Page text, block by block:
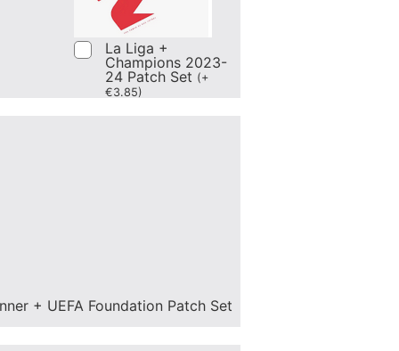
La Liga +
Champions 2023-
24 Patch Set (+
€3.85)
+ UEFA Foundation Patch Set